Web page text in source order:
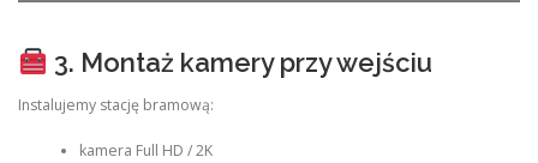
3. Montaż kamery przy wejściu
Instalujemy stację bramową:
kamera Full HD / 2K